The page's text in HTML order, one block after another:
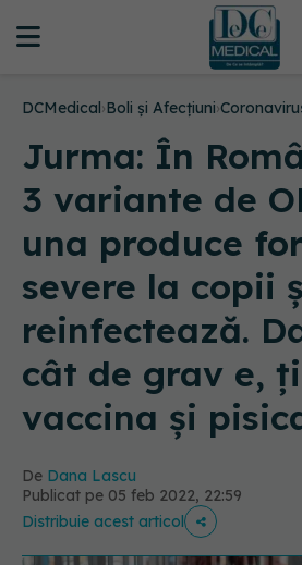
DCMedical›Boli și Afecțiuni›
Jurma: În
3 variante de
una produce
severe la copii
reinfectează.
cât de grav e,
vaccina și
De Dana Lascu
Publicat pe 05 feb 2022, 22:59
Distribuie acest articol